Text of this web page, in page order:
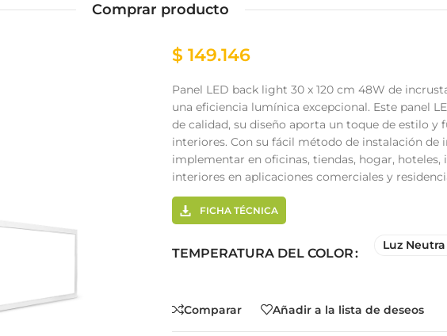
Comprar producto
$ 149.146
Panel LED back light 30 x 120 cm 48W de
una eficiencia lumínica excepcional. Este panel
de calidad, su diseño aporta un toque de estilo y
interiores. Con su fácil método de instalación de
implementar en oficinas, tiendas, hogar, hoteles,
interiores en aplicaciones comerciales y
FICHA TÉCNICA
TEMPERATURA DEL COLOR
Luz
Comparar Añadir a la lista de deseos